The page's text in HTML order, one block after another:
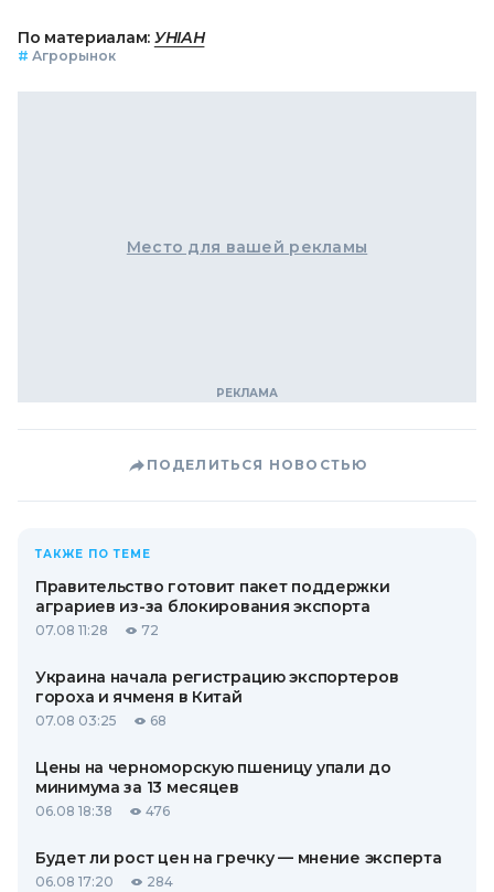
По материалам: УНІАН
# Агрорынок
Место для вашей рекламы
ПОДЕЛИТЬСЯ НОВОСТЬЮ
ТАКЖЕ ПО ТЕМЕ
Правительство готовит пакет поддержки
аграриев из-за блокирования экспорта
07.08 11:28 72
Украина начала регистрацию экспортеров
гороха и ячменя в Китай
07.08 03:25 68
Цены на черноморскую пшеницу упали до
минимума за 13 месяцев
06.08 18:38 476
Будет ли рост цен на гречку — мнение эксперта
06.08 17:20 284